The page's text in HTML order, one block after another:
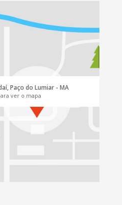
Paço do Lumiar - MA
ver o mapa